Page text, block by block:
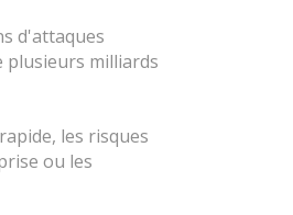
d'attaques
plusieurs milliards
les risques
ou les